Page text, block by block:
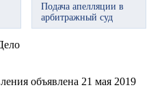
Подача апелляции в
арбитражный суд
объявлена 21 мая 2019